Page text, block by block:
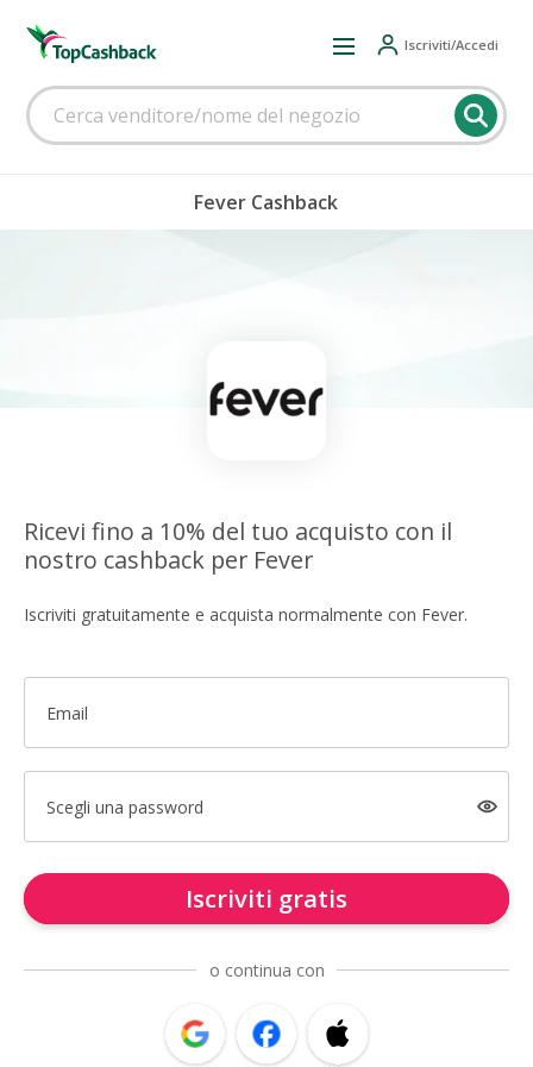
Iscriviti/Accedi
Fever Cashback
Ricevi fino a 10% del tuo acquisto con il
nostro cashback per Fever
Iscriviti gratuitamente e acquista normalmente con Fever.
Email
Scegli una password
Iscriviti gratis
o continua con